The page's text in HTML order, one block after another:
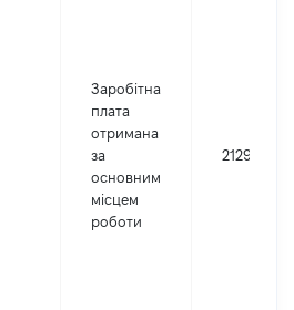
Заробітна
плата
отримана
за
основним
місцем
роботи
212935